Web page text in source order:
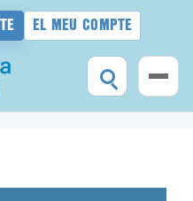
EL MEU COMPTE